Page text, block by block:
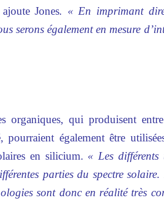
ajoute Jones. « En imprimant
serons également en mesure
organiques, qui produisent
pourraient également être
en silicium. « Les différents
parties du spectre
sont donc en réalité très